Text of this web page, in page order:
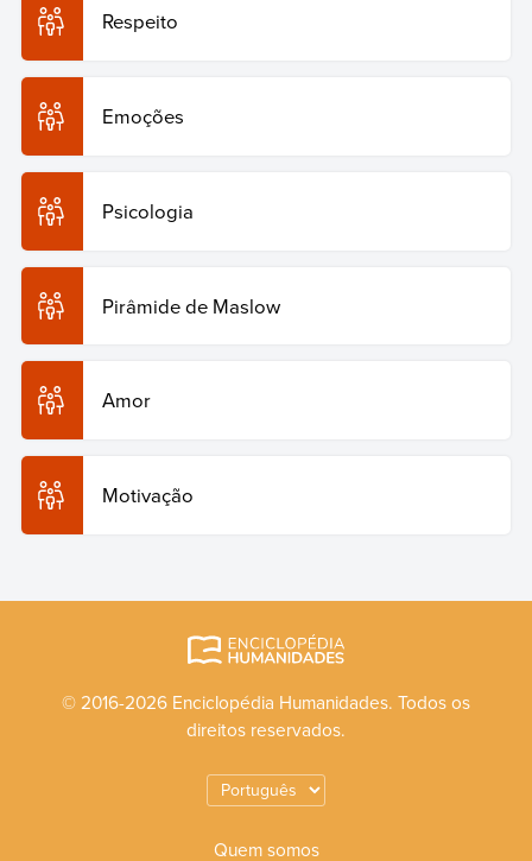
Respeito
Emoções
Psicologia
Pirâmide de Maslow
Amor
Motivação
© 2016-2026 Enciclopédia Humanidades. Todos os
direitos reservados.
Quem somos